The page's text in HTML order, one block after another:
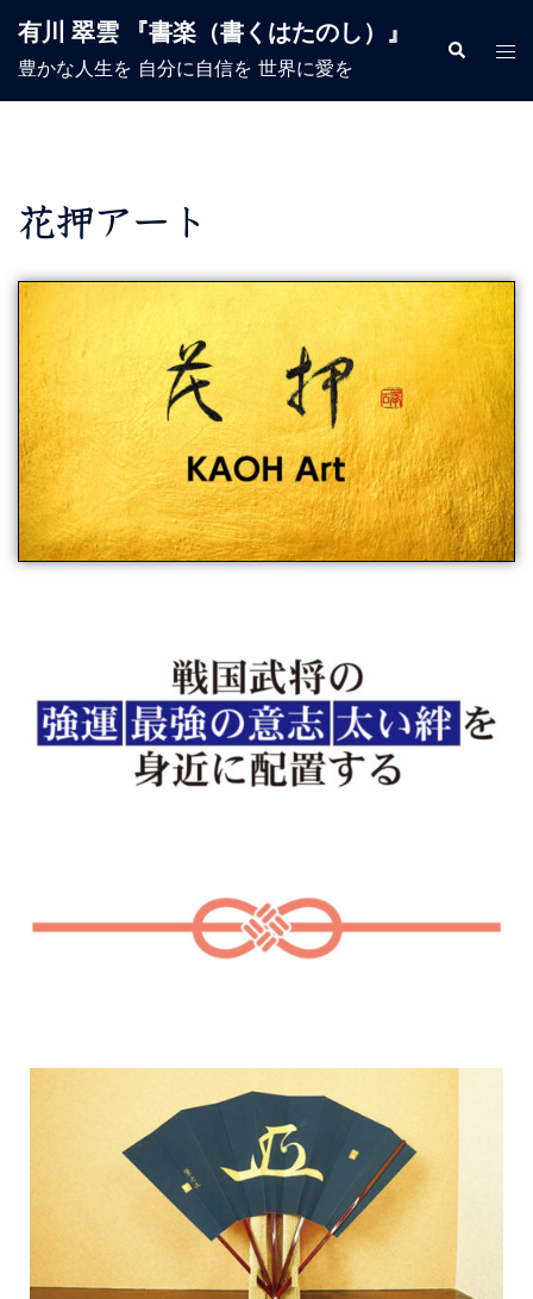
有川 翠雲 『書楽（書くはたのし）』
豊かな人生を 自分に自信を 世界に愛を
花押アート